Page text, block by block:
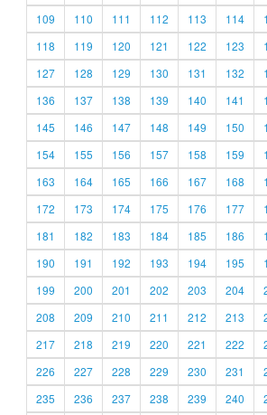
109
110 111 112 113 114
118
119 120 121 122 123
127
128 129 130 131 132
136
137 138 139 140 141
145
146 147 148 149 150
154
155 156 157 158 159
163
164 165 166 167 168
172
173 174 175 176 177
181
182 183 184 185 186
190
191 192 193 194 195
199
200 201 202 203 204
208
209 210 211 212 213
217
218 219 220 221 222
226
227 228 229 230 231
235
236 237 238 239 240